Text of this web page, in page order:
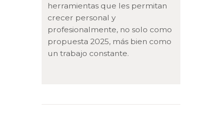
herramientas que les permitan
crecer personal y
profesionalmente, no solo como
propuesta 2025, más bien como
un trabajo constante.